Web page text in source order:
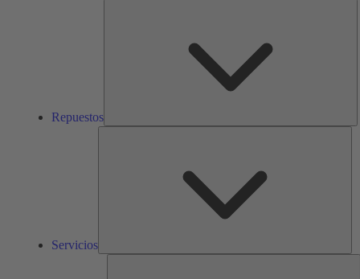
Repuestos
Servicios